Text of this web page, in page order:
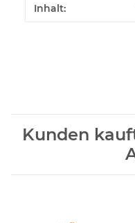
Produkteigenschaft
Wert
Inhalt:
Kunden